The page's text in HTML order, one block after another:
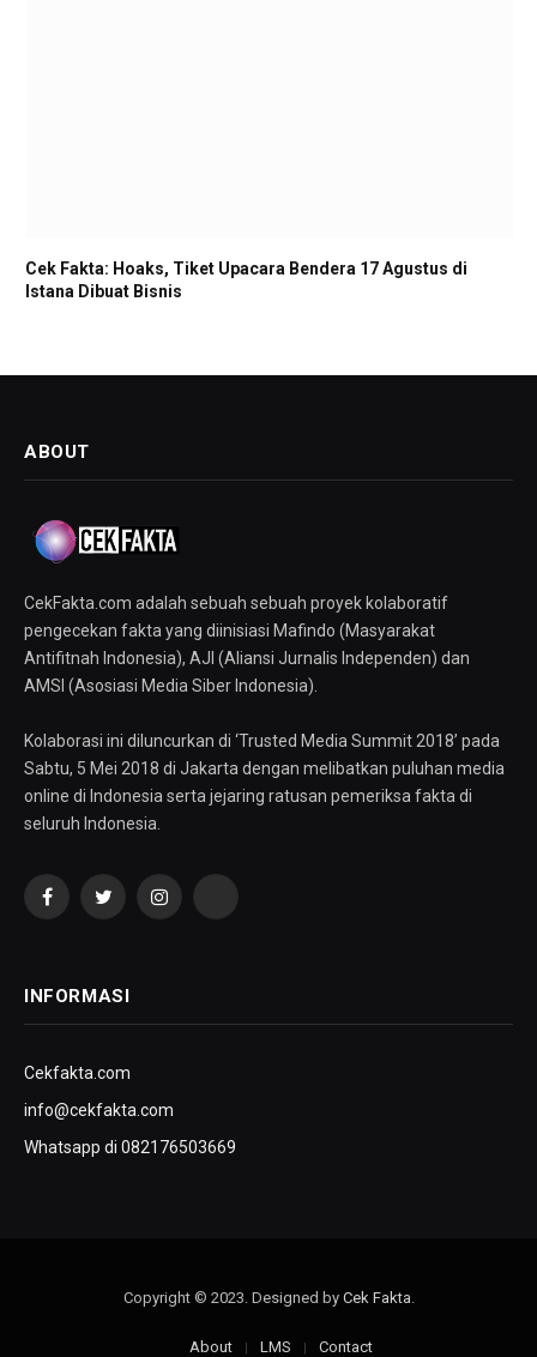
Cek Fakta: Hoaks, Tiket Upacara Bendera 17 Agustus di
Istana Dibuat Bisnis
ABOUT
CekFakta.com adalah sebuah sebuah proyek kolaboratif
pengecekan fakta yang diinisiasi Mafindo (Masyarakat
Antifitnah Indonesia), AJI (Aliansi Jurnalis Independen) dan
AMSI (Asosiasi Media Siber Indonesia).
Kolaborasi ini diluncurkan di ‘Trusted Media Summit 2018’ pada
Sabtu, 5 Mei 2018 di Jakarta dengan melibatkan puluhan media
online di Indonesia serta jejaring ratusan pemeriksa fakta di
seluruh Indonesia.
FacebookTwitterInstagramYouTube
INFORMASI
Cekfakta.com
info@cekfakta.com
Whatsapp di 082176503669
Copyright © 2023. Designed by Cek Fakta
About LMS Contact